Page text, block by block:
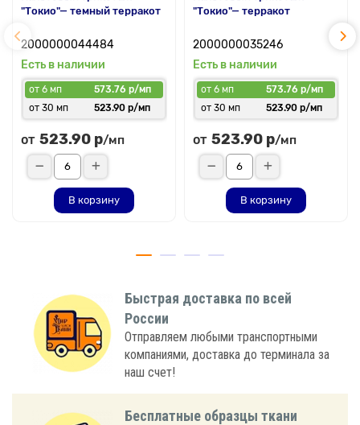
"Токио"— темный терракот
2000000044484
Есть в наличии
от 6 мп
573.76 р/мп
от 30 мп
523.90 р/мп
от 523.90 р/мп
В корзину
"Токио"— терракот
2000000035246
Есть в наличии
от 6 мп
573.76 р/мп
от 30 мп
523.90 р/мп
от 523.90 р/мп
В корзину
Быстрая доставка по всей
России
Отправляем любыми транспортными
компаниями, доставка до терминала за
наш счет!
Бесплатные образцы ткани